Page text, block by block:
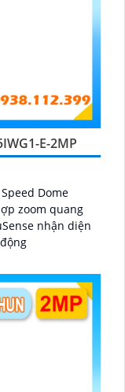
E-2MP
Dome
zoom quang
nhận diện